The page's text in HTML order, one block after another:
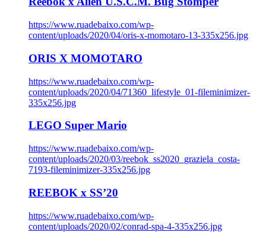
https://www.ruadebaixo.com/wp-
content/uploads/2020/04/oris-x-momotaro-13-335x256.jpg
ORIS X MOMOTARO
https://www.ruadebaixo.com/wp-
content/uploads/2020/04/71360_lifestyle_01-fileminimizer-
335x256.jpg
LEGO Super Mario
https://www.ruadebaixo.com/wp-
content/uploads/2020/03/reebok_ss2020_graziela_costa-
7193-fileminimizer-335x256.jpg
REEBOK x SS’20
https://www.ruadebaixo.com/wp-
content/uploads/2020/02/conrad-spa-4-335x256.jpg